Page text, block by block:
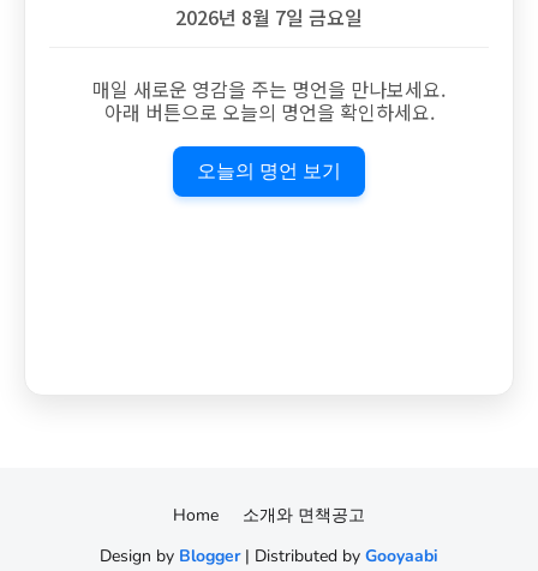
2026년 8월 7일 금요일
매일 새로운 영감을 주는 명언을 만나보세요.
아래 버튼으로 오늘의 명언을 확인하세요.
오늘의 명언 보기
Design by Blogger| Distributed by Gooyaabi
Home 소개와 면책공고